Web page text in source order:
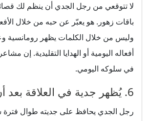
لا تتوقعي من رجل الجدي أن ينظم لك
باقات زهور. هو يعبّر عن حبه من خلال
وليس من خلال الكلمات يظهر رومانسية
أفعاله اليومية أو الهدايا التقليدية. إن
في سلوكه اليومي.
6. يُظهر جدية في العلاقة بعد أن يحبك
رجل الجدي يحافظ على جديته طوال فترة